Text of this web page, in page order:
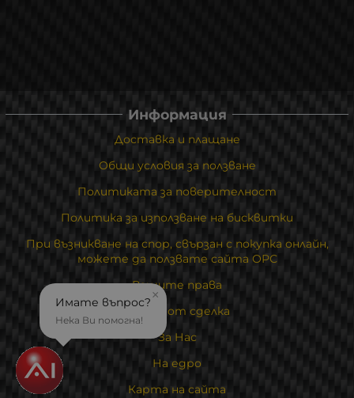
Информация
Доставка и плащане
Общи условия за ползване
Политиката за поверителност
Политика за използване на бисквитки
При възникване на спор, свързан с покупка онлайн,
можете да ползвате сайта ОРС
Вашите права
Отказ от сделка
За Нас
На едро
Карта на сайта
×
Имате въпрос?
Нека Ви помогна!